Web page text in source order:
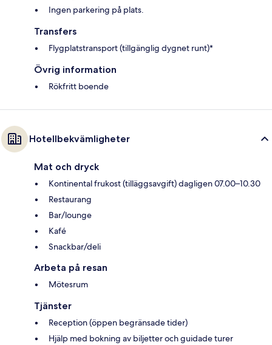
Ingen parkering på plats.
Transfers
Flygplatstransport (tillgänglig dygnet runt)*
Övrig information
Rökfritt boende
Hotellbekvämligheter
Mat och dryck
Kontinental frukost (tilläggsavgift) dagligen 07.00–10.30
Restaurang
Bar/lounge
Kafé
Snackbar/deli
Arbeta på resan
Mötesrum
Tjänster
Reception (öppen begränsade tider)
Hjälp med bokning av biljetter och guidade turer